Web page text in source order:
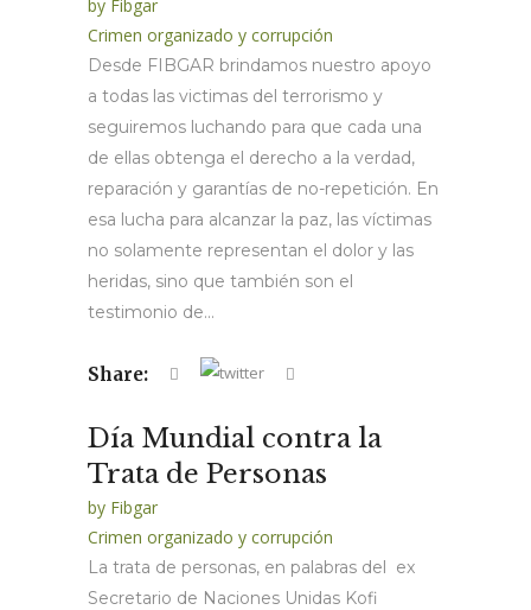
by Fibgar
Crimen organizado y corrupción
Desde FIBGAR brindamos nuestro apoyo
a todas las victimas del terrorismo y
seguiremos luchando para que cada una
de ellas obtenga el derecho a la verdad,
reparación y garantías de no-repetición. En
esa lucha para alcanzar la paz, las víctimas
no solamente representan el dolor y las
heridas, sino que también son el
testimonio de...
Share:
Día Mundial contra la
Trata de Personas
by Fibgar
Crimen organizado y corrupción
La trata de personas, en palabras del ex
Secretario de Naciones Unidas Kofi